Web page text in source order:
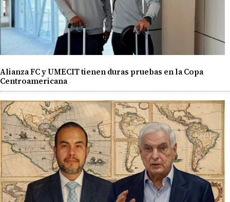
Alianza FC y UMECIT tienen duras pruebas en la Copa
Centroamericana